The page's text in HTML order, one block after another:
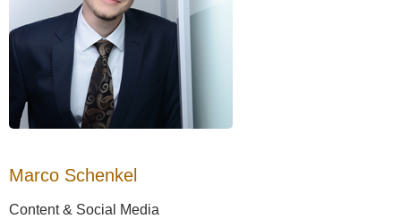
Marco Schenkel
Content & Social Media